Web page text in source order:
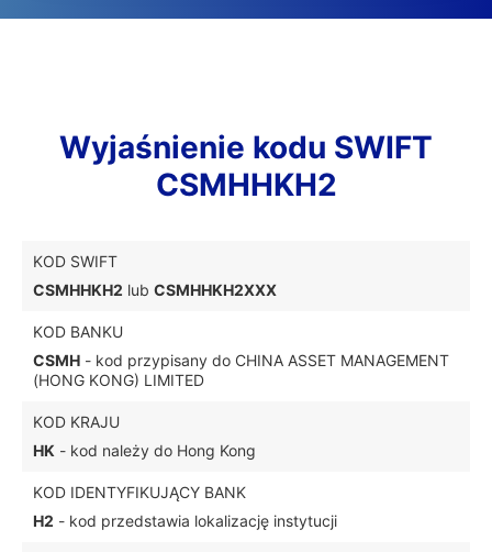
Wyjaśnienie kodu SWIFT
CSMHHKH2
KOD SWIFT
CSMHHKH2 lub CSMHHKH2XXX
KOD BANKU
CSMH - kod przypisany do CHINA ASSET MANAGEMENT
(HONG KONG) LIMITED
KOD KRAJU
HK - kod należy do Hong Kong
KOD IDENTYFIKUJĄCY BANK
H2 - kod przedstawia lokalizację instytucji